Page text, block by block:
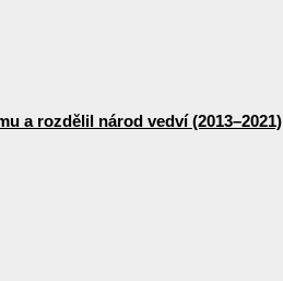
a rozdělil národ vedví (2013–2021)